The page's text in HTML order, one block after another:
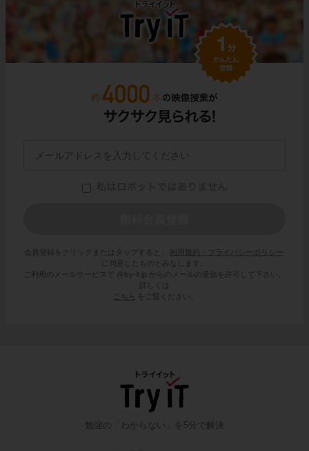
会員登録をクリックまたはタップすると、
利用規約・プライバシーポリシー
に同意したものとみなします。
ご利用のメールサービスで @try-it.jp からのメールの受信を許可して下さい。
詳しくは
こちら
をご覧ください。
勉強の「わからない」を5分で解決